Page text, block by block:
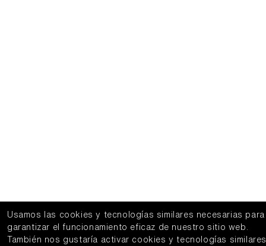
Usamos las cookies y tecnologías similares necesarias para
garantizar el funcionamiento eficaz de nuestro sitio web.
También nos gustaría activar cookies y tecnologías